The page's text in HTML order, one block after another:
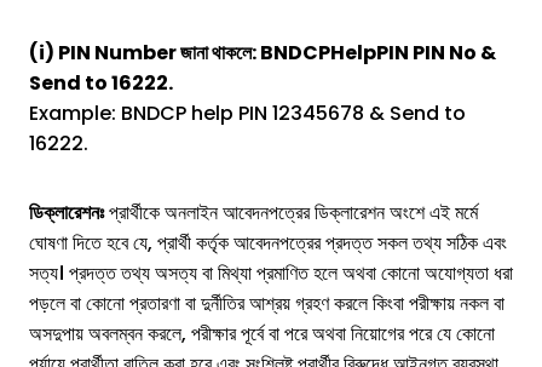
(i) PIN Number জানা থাকলে: BNDCPHelpPIN PIN No &
Send to 16222.
Example: BNDCP help PIN 12345678 & Send to
16222.
ডিক্লারেশনঃপ্রার্থীকে অনলাইন আবেদনপত্রের ডিক্লারেশন অংশে এই মর্মে
ঘোষণা দিতে হবে যে, প্রার্থী কর্তৃক আবেদনপত্রের প্রদত্ত সকল তথ্য সঠিক এবং
সত্য। প্রদত্ত তথ্য অসত্য বা মিথ্যা প্রমাণিত হলে অথবা কোনো অযোগ্যতা ধরা
পড়লে বা কোনো প্রতারণা বা দুর্নীতির আশ্রয় গ্রহণ করলে কিংবা পরীক্ষায় নকল বা
অসদুপায় অবলম্বন করলে, পরীক্ষার পূর্বে বা পরে অথবা নিয়োগের পরে যে কোনো